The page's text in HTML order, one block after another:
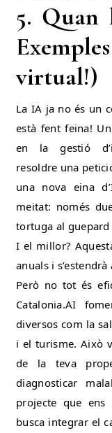
5. Quan
virtual!)
La IA ja no és un
està fent feina!
en la gestió
resoldre una
una nova eina
meitat: només
tortuga al
I el millor?
anuals i
Però no tot és
Catalonia.AI
diversos com la
i el turisme. Això
de la teva
diagnosticar
projecte que
busca integrar el